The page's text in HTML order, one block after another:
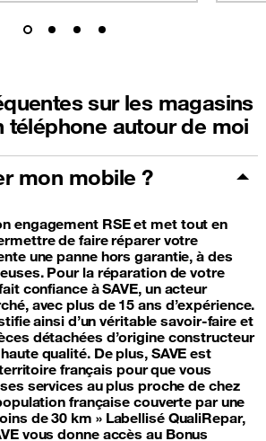
sur les magasins
téléphone autour de moi
mon mobile ?
engagement RSE et met tout en
de faire réparer votre
une panne hors garantie, à des
Pour la réparation de votre
confiance à SAVE, un acteur
avec plus de 15 ans d’expérience.
ainsi d’un véritable savoir-faire et
détachées d’origine constructeur
qualité. De plus, SAVE est
français pour que vous
services au plus proche de chez
française couverte par une
de 30 km » Labellisé QualiRepar,
vous donne accès au Bonus